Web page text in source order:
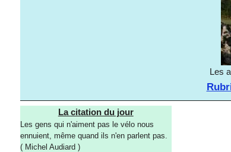
Les
La citation du jour
Les gens qui n'aiment pas le vélo nous
ennuient, même quand ils n'en parlent pas.
( Michel Audiard )